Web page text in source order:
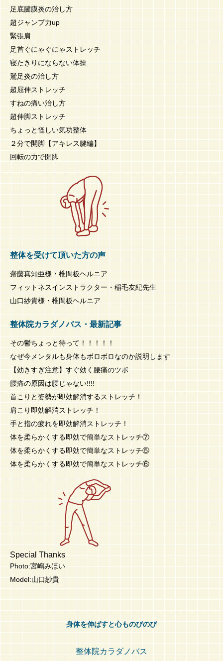
足底腱膜炎の治し方
超ジャンプ力up
緊張肩
足首ぐにゃぐにゃストレッチ
寝たきりにならない体操
鵞足炎の治し方
超屈伸ストレッチ
すねの痛い治し方
超伸脚ストレッチ
ちょっと怪しい気功整体
２分で開脚【アキレス腱編】
回転の力で開脚
整体を受けて頂いた方の声
齋藤真知亜様・椎間板ヘルニア
フィットネスインストラクター・稲毛友紀先生
山口紗貴様・椎間板ヘルニア
整体院カラダノバス・最新記事
その鬱ちょっと待って！！！！！
なぜ今メンタルも身体もボロボロなのか説明します
【効きすぎ注意】すぐ効く腰痛のツボ
腰痛の原因は腰じゃない!!!!
首こりと姿勢が即効解消するストレッチ！
肩こり即効解消ストレッチ！
手と指の疲れを即効解消ストレッチ！
体を柔らかくする即効で簡単なストレッチ⑦
体を柔らかくする即効で簡単なストレッチ⑤
体を柔らかくする即効で簡単なストレッチ⑥
Special Thanks
Photo:宮嶋みほい
Model:山口紗貴
身体を伸ばすと心ものびのび
整体院カラダノバス